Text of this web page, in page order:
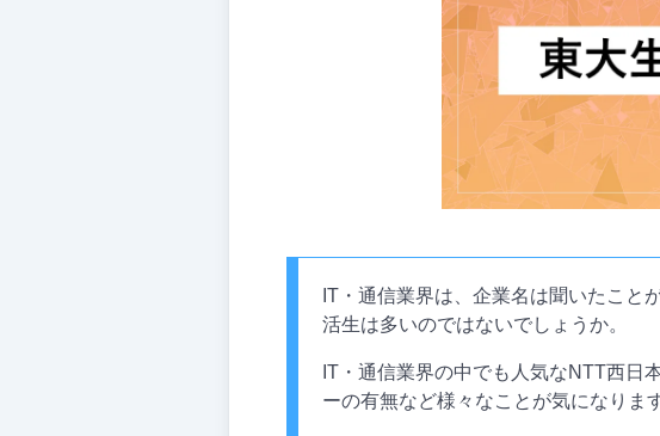
IT・通信業界は、企業名は聞いたこと
活生は多いのではないでしょうか。
IT・通信業界の中でも人気なNTT西日
ーの有無など様々なことが気になりま